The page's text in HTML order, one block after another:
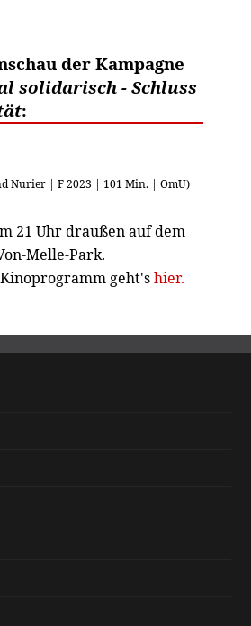
der Kampagne
solidarisch - Schluss
:
Nurier | F 2023 | 101 Min. | OmU)
21 Uhr draußen auf dem
Melle-Park.
geht'shier.